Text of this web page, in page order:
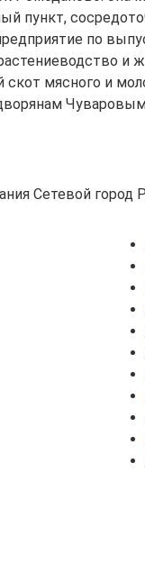
пункт,
по
мясного и
Сетевой